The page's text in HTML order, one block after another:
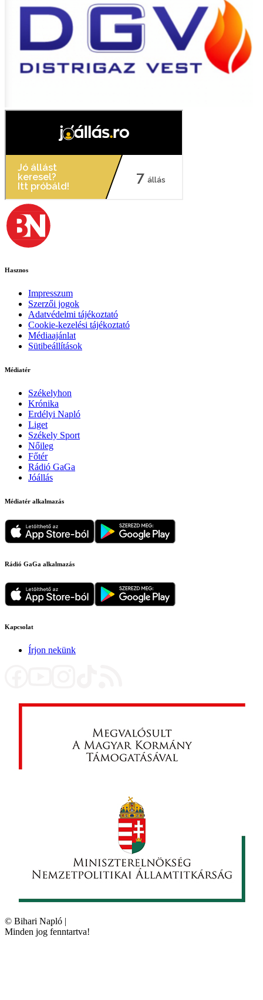
Hasznos
Impresszum
Szerzői jogok
Adatvédelmi tájékoztató
Cookie-kezelési tájékoztató
Médiaajánlat
Sütibeállítások
Médiatér
Székelyhon
Krónika
Erdélyi Napló
Liget
Székely Sport
Nőileg
Főtér
Rádió GaGa
Jóállás
Médiatér alkalmazás
Rádió GaGa alkalmazás
Kapcsolat
Írjon nekünk
© Bihari Napló |
Minden jog fenntartva!